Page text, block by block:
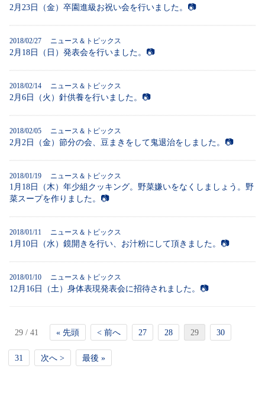
2月23日（金）卒園進級お祝い会を行いました。📷
2018/02/27 ニュース＆トピックス
2月18日（日）発表会を行いました。📷
2018/02/14 ニュース＆トピックス
2月6日（火）針供養を行いました。📷
2018/02/05 ニュース＆トピックス
2月2日（金）節分の会、豆まきをして鬼退治をしました。📷
2018/01/19 ニュース＆トピックス
1月18日（木）年少組クッキング。野菜嫌いをなくしましょう。野
菜スープを作りました。📷
2018/01/11 ニュース＆トピックス
1月10日（水）鏡開きを行い、お汁粉にして頂きました。📷
2018/01/10 ニュース＆トピックス
12月16日（土）身体表現発表会に招待されました。📷
29 / 41 « 先頭 < 前へ 27 28 29 30
31 次へ > 最後 »